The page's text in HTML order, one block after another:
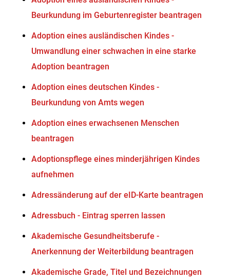
Beurkundung im Geburtenregister beantragen
Adoption eines ausländischen Kindes -
Umwandlung einer schwachen in eine starke
Adoption beantragen
Adoption eines deutschen Kindes -
Beurkundung von Amts wegen
Adoption eines erwachsenen Menschen
beantragen
Adoptionspflege eines minderjährigen Kindes
aufnehmen
Adressänderung auf der eID-Karte beantragen
Adressbuch - Eintrag sperren lassen
Akademische Gesundheitsberufe -
Anerkennung der Weiterbildung beantragen
Akademische Grade, Titel und Bezeichnungen